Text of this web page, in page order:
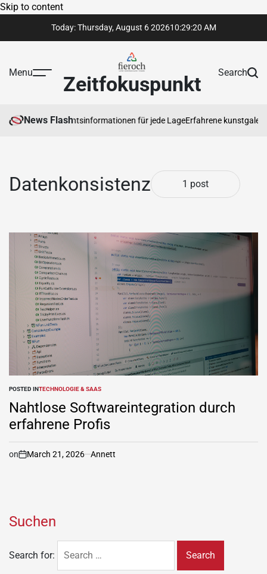
Skip to content
Today: Thursday, August 6 202610:29:21 AM
Menu Zeitfokuspunkt Search
News FlashRechtsinformationen für jede LageErfahrene
Datenkonsistenz 1 post
POSTED INTECHNOLOGIE & SAAS
Nahtlose Softwareintegration durch
erfahrene Profis
on March 21, 2026 Annett
Suchen
Search for: